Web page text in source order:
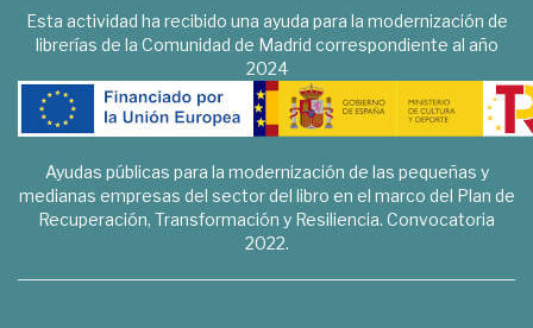
Esta actividad ha recibido una ayuda para la modernización de
librerías de la Comunidad de Madrid correspondiente al año
2024
Ayudas públicas para la modernización de las pequeñas y
medianas empresas del sector del libro en el marco del Plan de
Recuperación, Transformación y Resiliencia. Convocatoria
2022.